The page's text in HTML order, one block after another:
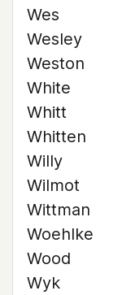
Wes
Wesley
Weston
White
Whitt
Whitten
Willy
Wilmot
Wittman
Woehlke
Wood
Wyk